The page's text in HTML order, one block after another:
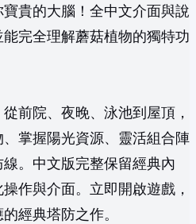
貴的大腦！全中文介面與說
完全理解蘑菇植物的獨特功
前院、夜晚、泳池到屋頂，
掌握陽光資源、靈活組合陣
。中文版完整保留經典內
作與介面。立即開啟遊戲，
經典塔防之作。